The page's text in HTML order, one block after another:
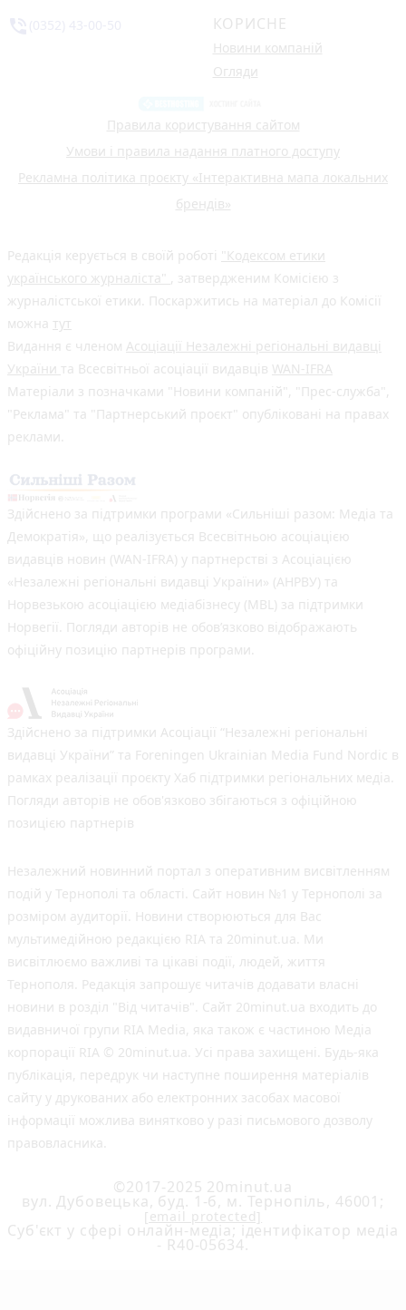
КОРИСНЕ
Новини компаній
Огляди
Правила користування сайтом
Умови і правила надання платного доступу
Рекламна політика проєкту «Інтерактивна мапа локальних
брендів»
Редакція керується в своїй роботі "Кодексом етики
українського журналіста" , затвердженим Комісією з
журналістської етики. Поскаржитись на матеріал до Комісії
можна тут
Видання є членом Асоціації Незалежні регіональні видавці
України та Всесвітньої асоціації видавців WAN-IFRA
Матеріали з позначками "Новини компаній", "Прес-служба",
"Реклама" та "Партнерський проєкт" опубліковані на правах
реклами.
Здійснено за підтримки програми «Сильніші разом: Медіа та
Демократія», що реалізується Всесвітньою асоціацією
видавців новин (WAN-IFRA) у партнерстві з Асоціацією
«Незалежні регіональні видавці України» (АНРВУ) та
Норвезькою асоціацією медіабізнесу (MBL) за підтримки
Норвегії. Погляди авторів не обов’язково відображають
офіційну позицію партнерів програми.
Здійснено за підтримки Асоціації “Незалежні регіональні
видавці України” та Foreningen Ukrainian Media Fund Nordic в
рамках реалізації проєкту Хаб підтримки регіональних медіа.
Погляди авторів не обов'язково збігаються з офіційною
позицією партнерів
Незалежний новинний портал з оперативним висвітленням
подій у Тернополі та області. Сайт новин №1 у Тернополі за
розміром аудиторії. Новини створюються для Вас
мультимедійною редакцією RIA та 20minut.ua. Ми
висвітлюємо важливі та цікаві події, людей, життя
Тернополя. Редакція запрошує читачів додавати власні
новини в розділ "Від читачів". Сайт 20minut.ua входить до
видавничої групи RIA Media, яка також є частиною Медіа
корпорації RIA © 20minut.ua. Усі права захищені. Будь-яка
публiкацiя, передрук чи наступне поширення матеріалів
сайту у друкованих або електронних засобах масової
інформації можлива винятково у разі письмового дозволу
правовласника.
©2017-2025 20minut.ua
вул. Дубовецька, буд. 1-б, м. Тернопіль, 46001;
[email protected]
Cуб'єкт у сфері онлайн-медіа; ідентифікатор медіа
- R40-05634.